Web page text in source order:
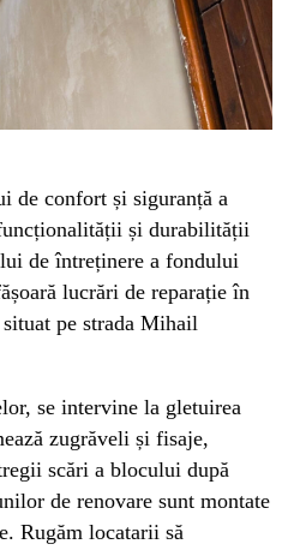
de confort și siguranță a
și durabilității
de întreținere a fondului
lucrări de reparație în
pe strada Mihail
se intervine la gletuirea
zugrăveli și fisaje,
scări a blocului după
de renovare sunt montate
Rugăm locatarii să